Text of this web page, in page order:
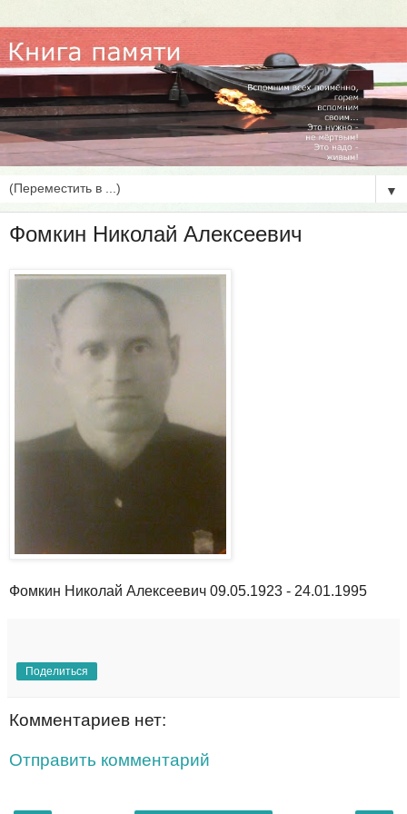
▼
Фомкин Николай Алексеевич
Фомкин Николай Алексеевич 09.05.1923 - 24.01.1995
Поделиться
Комментариев нет:
Отправить комментарий